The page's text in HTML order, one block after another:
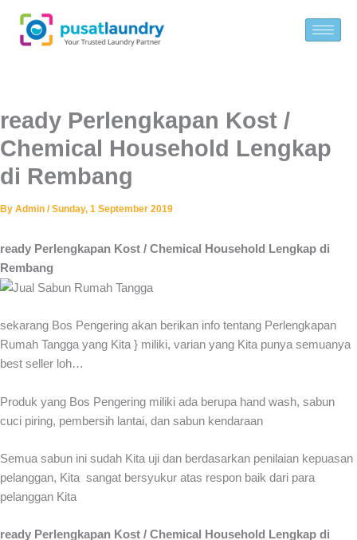
content
ready Perlengkapan Kost /
Chemical Household Lengkap
di Rembang
By Admin /Sunday, 1 September 2019
ready Perlengkapan Kost / Chemical Household Lengkap di
Rembang
sekarang Bos Pengering akan berikan info tentang Perlengkapan
Rumah Tangga yang Kita } miliki, varian yang Kita punya semuanya
best seller loh…
Produk yang Bos Pengering miliki ada berupa hand wash, sabun
cuci piring, pembersih lantai, dan sabun kendaraan
Semua sabun ini sudah Kita uji dan berdasarkan penilaian kepuasan
pelanggan, Kita sangat bersyukur atas respon baik dari para
pelanggan Kita
ready Perlengkapan Kost / Chemical Household Lengkap di